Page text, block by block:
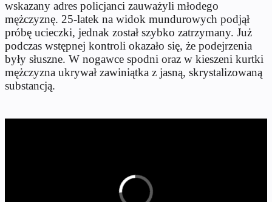
wskazany adres policjanci zauważyli młodego
mężczyznę. 25-latek na widok mundurowych podjął
próbę ucieczki, jednak został szybko zatrzymany. Już
podczas wstępnej kontroli okazało się, że podejrzenia
były słuszne. W nogawce spodni oraz w kieszeni kurtki
mężczyzna ukrywał zawiniątka z jasną, skrystalizowaną
substancją.